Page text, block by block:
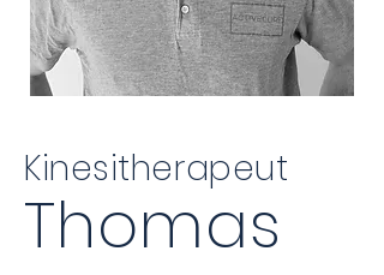
Thomas
Kinesitherapeut